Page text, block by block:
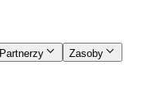
Partnerzy​​
Zasoby​​